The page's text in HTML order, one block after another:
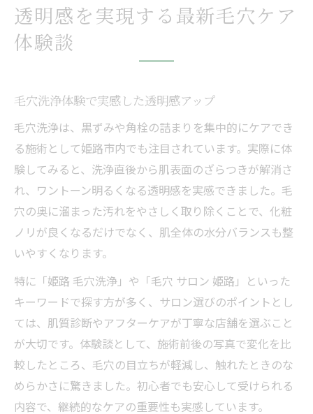
透明感を実現する最新毛穴ケア
体験談
毛穴洗浄体験で実感した透明感アップ
毛穴洗浄は、黒ずみや角栓の詰まりを集中的にケアでき
る施術として姫路市内でも注目されています。実際に体
験してみると、洗浄直後から肌表面のざらつきが解消さ
れ、ワントーン明るくなる透明感を実感できました。毛
穴の奥に溜まった汚れをやさしく取り除くことで、化粧
ノリが良くなるだけでなく、肌全体の水分バランスも整
いやすくなります。
特に「姫路 毛穴洗浄」や「毛穴 サロン 姫路」といった
キーワードで探す方が多く、サロン選びのポイントとし
ては、肌質診断やアフターケアが丁寧な店舗を選ぶこと
が大切です。体験談として、施術前後の写真で変化を比
較したところ、毛穴の目立ちが軽減し、触れたときのな
めらかさに驚きました。初心者でも安心して受けられる
内容で、継続的なケアの重要性も実感しています。